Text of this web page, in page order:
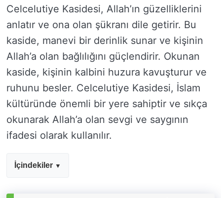
Celcelutiye Kasidesi, Allah’ın güzelliklerini
anlatır ve ona olan şükranı dile getirir. Bu
kaside, manevi bir derinlik sunar ve kişinin
Allah’a olan bağlılığını güçlendirir. Okunan
kaside, kişinin kalbini huzura kavuşturur ve
ruhunu besler. Celcelutiye Kasidesi, İslam
kültüründe önemli bir yere sahiptir ve sıkça
okunarak Allah’a olan sevgi ve saygının
ifadesi olarak kullanılır.
İçindekiler